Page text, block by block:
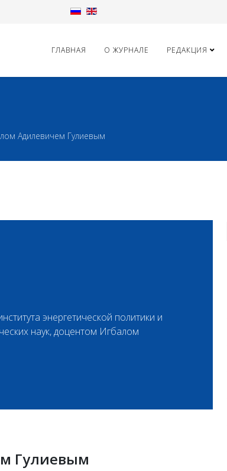
ГЛАВНАЯ О ЖУРНАЛЕ РЕДАКЦИЯ
Адилевичем Гулиевым
энергетической политики и
наук, доцентом Игбалом
Гулиевым